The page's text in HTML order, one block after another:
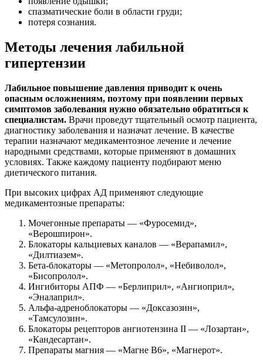
спазматические боли в области груди;
потеря сознания.
Методы лечения лабильной
гипертензии
Лабильное повышение давления приводит к очень
опасным осложнениям, поэтому при появлении первых
симптомов заболевания нужно обязательно обратиться к
специалистам. Врачи проведут тщательный осмотр пациента,
диагностику заболевания и назначат лечение. В качестве
терапии назначают медикаментозное лечение и лечение
народными средствами, которые применяют в домашних
условиях. Также каждому пациенту подбирают меню
диетического питания.
При высоких цифрах АД применяют следующие
медикаментозные препараты:
Мочегонные препараты — «Фуросемид»,
«Верошпирон».
Блокаторы кальциевых каналов — «Верапамил»,
«Дилтиазем».
Бета-блокаторы — «Метопролол», «Небиволол»,
«Бисопролол».
Ингибиторы АПФ — «Берлиприл», «Ангиоприл»,
«Эналаприл».
Альфа-адреноблокаторы — «Доксазозин»,
«Тамсулозин».
Блокаторы рецепторов ангиотензина II — «Лозартан»,
«Кандесартан».
Препараты магния — «Магне B6», «Магнерот».